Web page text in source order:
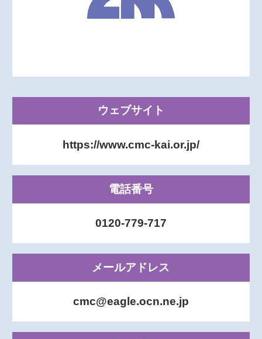
ウェブサイト
https://www.cmc-kai.or.jp/
電話番号
0120-779-717
メールアドレス
cmc@eagle.ocn.ne.jp